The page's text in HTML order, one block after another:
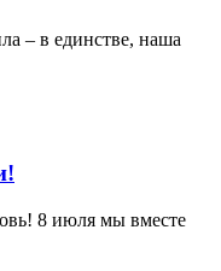
– в единстве, наша
8 июля мы вместе